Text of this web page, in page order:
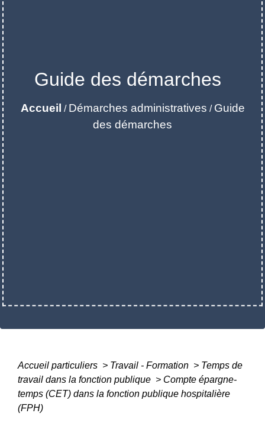
Guide des démarches
Accueil / Démarches administratives / Guide
des démarches
Accueil particuliers > Travail - Formation > Temps de
travail dans la fonction publique > Compte épargne-
temps (CET) dans la fonction publique hospitalière
(FPH)